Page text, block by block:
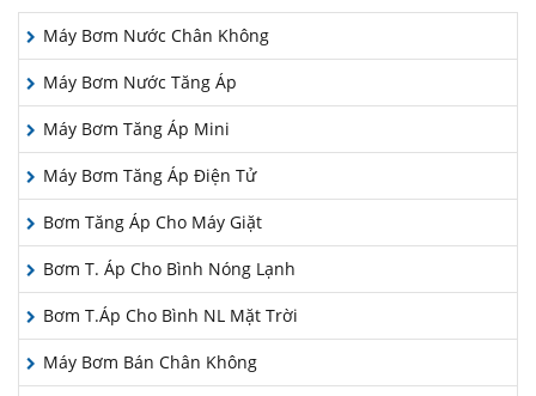
Máy Bơm Nước Chân Không
Máy Bơm Nước Tăng Áp
Máy Bơm Tăng Áp Mini
Máy Bơm Tăng Áp Điện Tử
Bơm Tăng Áp Cho Máy Giặt
Bơm T. Áp Cho Bình Nóng Lạnh
Bơm T.Áp Cho Bình NL Mặt Trời
Máy Bơm Bán Chân Không